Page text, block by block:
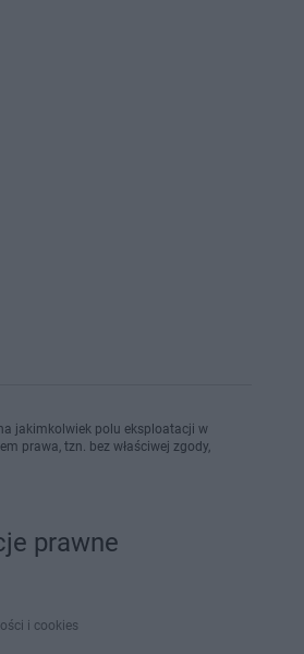
jakimkolwiek polu eksploatacji w
prawa, tzn. bez właściwej zgody,
prawne
i cookies